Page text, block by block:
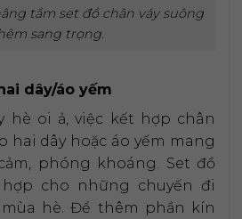
tầm set đồ chân váy suông
sang trọng.
dây/áo yếm
hè oi ả, việc kết hợp chân
hai dây hoặc áo yếm mang
phóng khoáng. Set đồ
cho những chuyến đi
hè. Để thêm phần kín